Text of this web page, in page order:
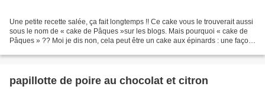
Une petite recette salée, ça fait longtemps !! Ce cake vous le trouverait aussi
sous le nom de « cake de Pâques »sur les blogs. Mais pourquoi « cake de
Pâques » ?? Moi je dis non, cela peut être un cake aux épinards : une façon
papillotte de poire au chocolat et citron